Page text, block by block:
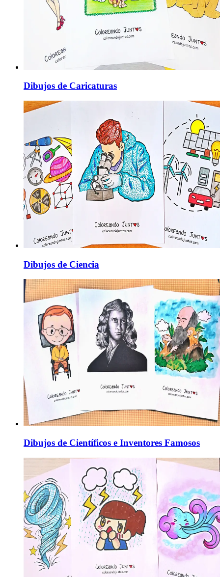
Dibujos de Caricaturas
Dibujos de Ciencia
Dibujos de Científicos e Inventores Famosos